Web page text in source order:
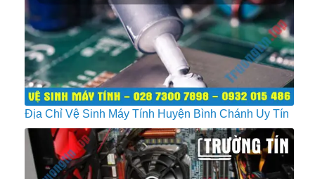
Địa Chỉ Vệ Sinh Máy Tính Huyện Bình Chánh Uy Tín